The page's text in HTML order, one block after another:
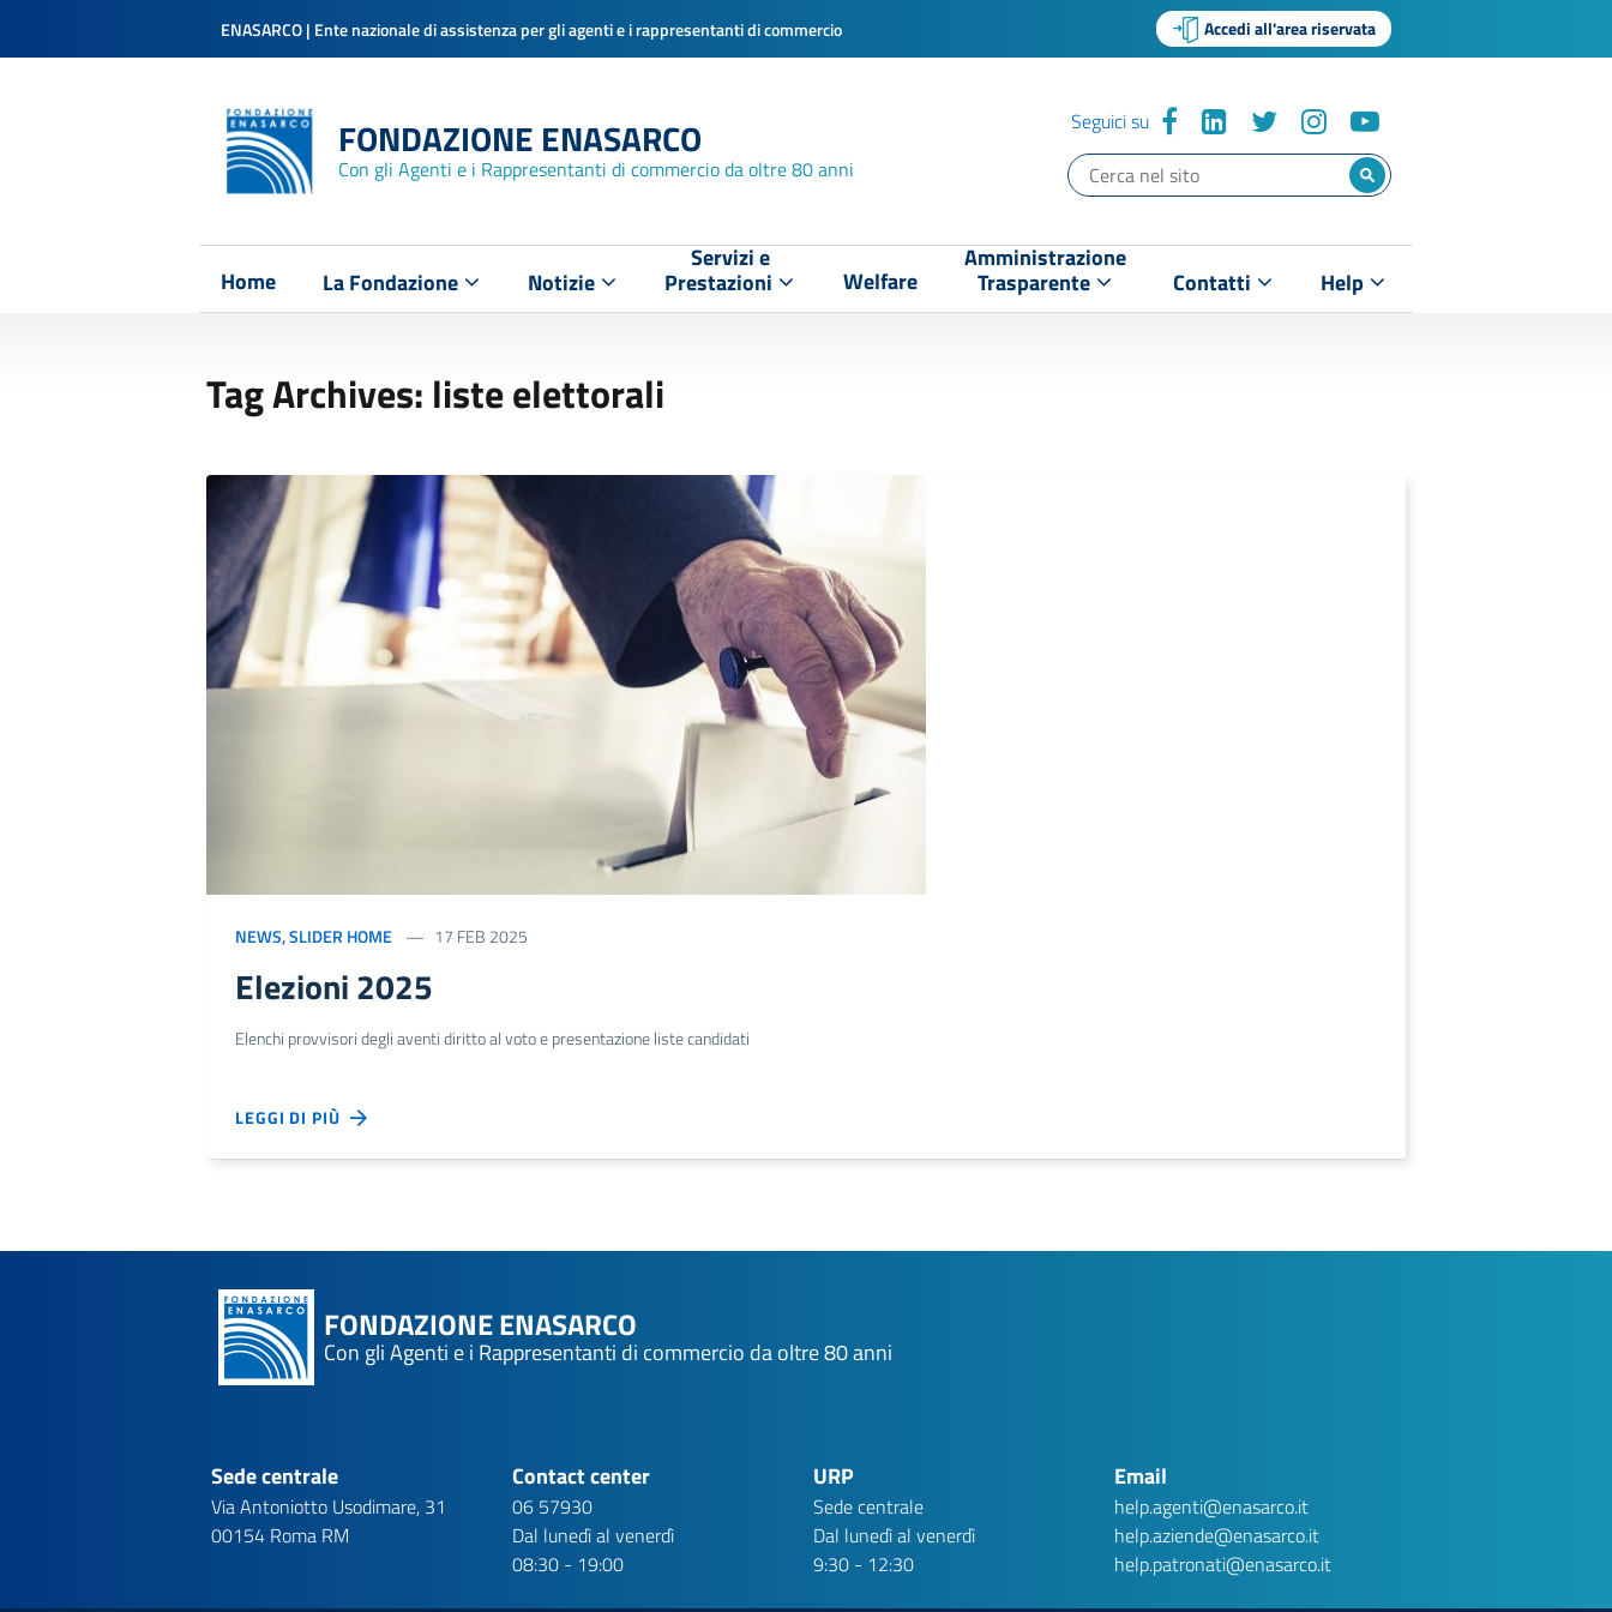
ENASARCO | Ente nazionale di assistenza per gli agenti e i rappresentanti di commercio Accedi all'area riservata
FONDAZIONE ENASARCO
Con gli Agenti e i Rappresentanti di commercio da oltre 80 anni
Seguici su
Home La Fondazione Notizie
Servizi e
Prestazioni Welfare
Amministrazione
Trasparente Contatti Help
Tag Archives: liste elettorali
NEWS,SLIDER HOME 17 FEB 2025
Elezioni 2025
Elenchi provvisori degli aventi diritto al voto e presentazione liste candidati
LEGGI DI PIÙ
ESCI E CHIUDI CHAT
FONDAZIONE ENASARCO
Con gli Agenti e i Rappresentanti di commercio da oltre 80 anni
Sede centrale
Via Antoniotto Usodimare, 31
00154 Roma RM
Contact center
06 57930
Dal lunedì al venerdì
08:30 - 19:00
URP
Sede centrale
Dal lunedì al venerdì
9:30 - 12:30
Email
help.agenti@enasarco.it
help.aziende@enasarco.it
help.patronati@enasarco.it